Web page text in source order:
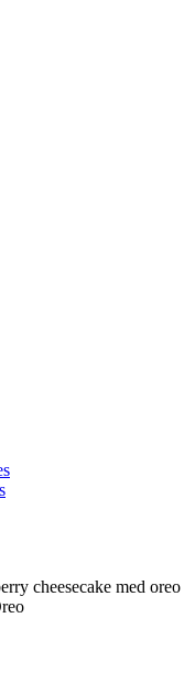
cheesecake med oreo